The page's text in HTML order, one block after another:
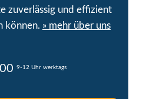
zuverlässig und effizient
können. » mehr über uns
9-12 Uhr werktags